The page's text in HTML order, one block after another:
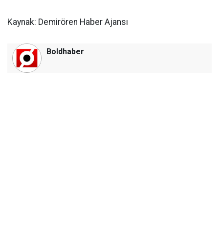
Kaynak: Demirören Haber Ajansı
Boldhaber